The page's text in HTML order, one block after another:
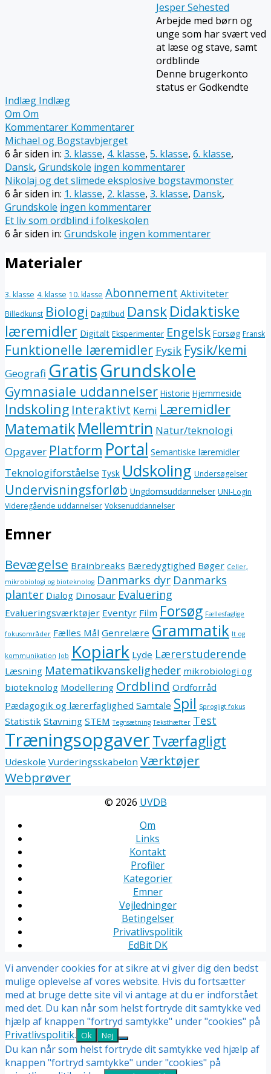
Jesper Sehested
Arbejde med børn og
unge som har svært ved
at læse og stave, samt
ordblinde
Denne brugerkonto
status er Godkendte
Indlæg Indlæg
Om Om
Kommentarer Kommentarer
Michael og Bogstavbjerget
6 år siden in: 3. klasse, 4. klasse, 5. klasse, 6. klasse,
Dansk, Grundskole ingen kommentarer
Nikolaj og det slimede eksplosive bogstavmonster
6 år siden in: 1. klasse, 2. klasse, 3. klasse, Dansk,
Grundskole ingen kommentarer
Et liv som ordblind i folkeskolen
6 år siden in: Grundskole ingen kommentarer
Materialer
3. klasse 4. klasse 10. klasse Abonnement Aktiviteter
Billedkunst Biologi Dagtilbud DanskDidaktiske
læremidler Digitalt Eksperimenter Engelsk Forsøg Fransk
Funktionelle læremidler Fysik Fysik/kemi
Geografi GratisGrundskole
Gymnasiale uddannelser Historie Hjemmeside
Indskoling Interaktivt Kemi Læremidler
MatematikMellemtrin Natur/teknologi
Opgaver Platform Portal Semantiske læremidler
Teknologiforståelse Tysk Udskoling Undersøgelser
Undervisningsforløb Ungdomsuddannelser UNI-Login
Videregående uddannelser Voksenuddannelser
Emner
Bevægelse Brainbreaks Bæredygtighed Bøger Celler,
mikrobiologi og bioteknolog Danmarks dyr Danmarks
planter Dialog Dinosaur Evaluering
Evalueringsværktøjer Eventyr Film Forsøg Fællesfaglige
fokusområder Fælles Mål Genrelære Grammatik It og
kommunikation Job Kopiark Lyde Lærerstuderende
Læsning Matematikvanskeligheder mikrobiologi og
bioteknolog Modellering Ordblind Ordforråd
Pædagogik og lærerfaglighed Samtale Spil Sprogligt fokus
Statistik Stavning STEM Tegnsætning Teksthæfter Test
TræningsopgaverTværfagligt
Udeskole Vurderingsskabelon Værktøjer
Webprøver
© 2026 UVDB
Om
Links
Kontakt
Profiler
Kategorier
Emner
Vejledninger
Betingelser
Privatlivspolitik
EdBit DK
Vi anvender cookies for at sikre at vi giver dig den bedst
mulige oplevelse af vores website. Hvis du fortsætter
med at bruge dette site vil vi antage at du er indforstået
med det. Du kan når som helst fortryde dit samtykke ved
hjælp af knappen "fortryd samtykke" under "cookies" på
Privatlivspolitik. Ok Nej
Du kan når som helst fortryde dit samtykke ved hjælp af
knappen "fortryd samtykke" under "cookies" på